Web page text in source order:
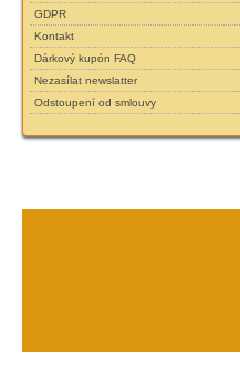
GDPR
Kontakt
Dárkový kupón FAQ
Nezasílat newslatter
Odstoupení od smlouvy